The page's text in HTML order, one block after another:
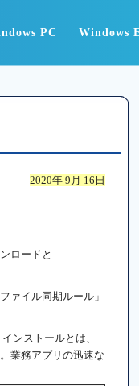
PC Windows
2020年 9月 16日
ロードと
ァイル同期ルール」
ンストールとは、
業務アプリの迅速な